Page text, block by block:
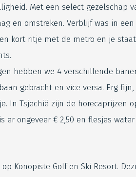
Met een select gezelschap
en omstreken. Verblijf was in
kort ritje met de metro en je
hebben we 4 verschillende
gebracht en vice versa. Erg
In Tsjechië zijn de horecaprijzen
er ongeveer € 2,50 en flesjes
Konopiste Golf en Ski Resort.